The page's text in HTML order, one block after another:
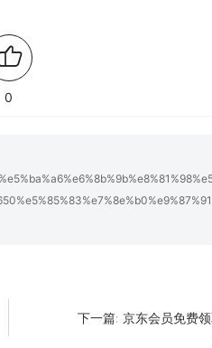
0
下一篇: 京东会员免费